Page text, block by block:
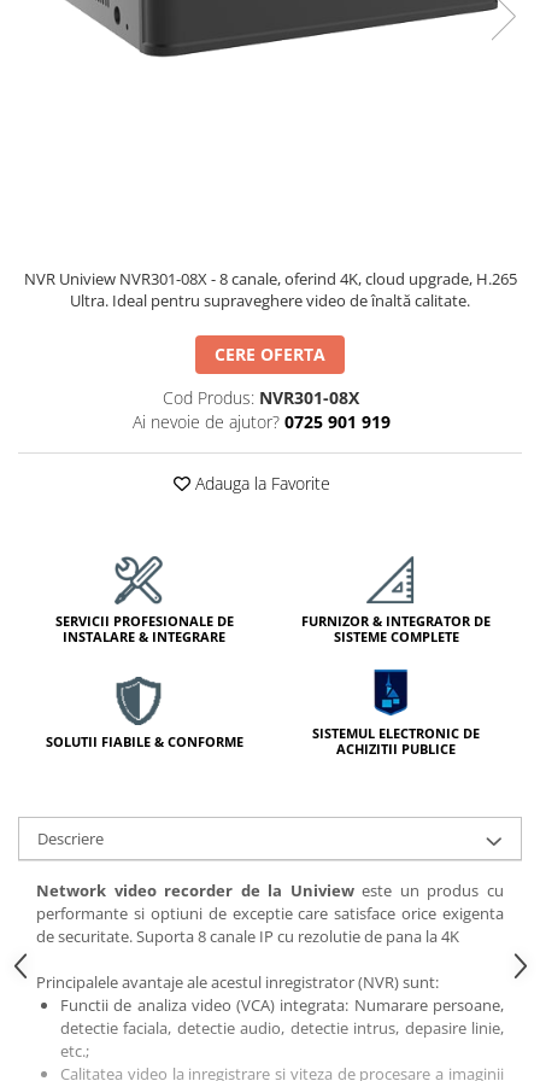
Kit-uri Feronerie Telescopice
Bariere Auto / Sisteme Parcare
Usi de Garaj
Fotocelule
Telecomenzi
NVR - Network Video Recorder
NVR Uniview NVR301-08X - 8 canale, oferind 4K, cloud upgrade, H.265
Ultra. Ideal pentru supraveghere video de înaltă calitate.
CERE OFERTA
Cod Produs: NVR301-08X
Ai nevoie de ajutor? 0725 901 919
Adauga la Favorite
SERVICII PROFESIONALE DE
INSTALARE & INTEGRARE
FURNIZOR & INTEGRATOR DE
SISTEME COMPLETE
SOLUTII FIABILE & CONFORME
SISTEMUL ELECTRONIC DE
ACHIZITII PUBLICE
Descriere
Network video recorder de la Univieweste un produs cu
performante si optiuni de exceptie care satisface orice exigenta
de securitate. Suporta 8 canale IP cu rezolutie de pana la 4K
Principalele avantaje ale acestul inregistrator (NVR) sunt:
Functii de analiza video (VCA) integrata: Numarare persoane,
detectie faciala, detectie audio, detectie intrus, depasire linie,
etc.;
Calitatea video la inregistrare si viteza de procesare a imaginii